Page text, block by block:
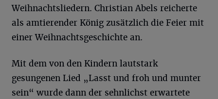
Weihnachtsliedern. Christian Abels reicherte
als amtierender König zusätzlich die Feier mit
einer Weihnachtsgeschichte an.
Mit dem von den Kindern lautstark
gesungenen Lied „Lasst und froh und munter
sein“ wurde dann der sehnlichst erwartete